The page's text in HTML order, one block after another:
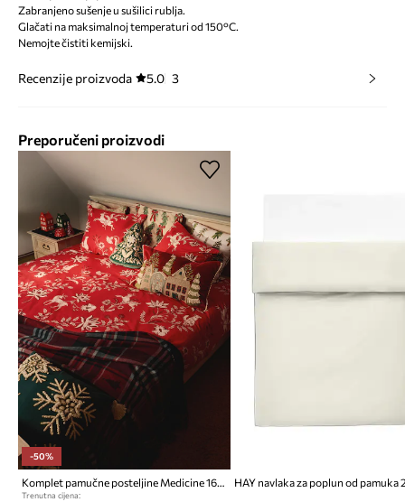
Zabranjeno sušenje u sušilici rublja.
Glačati na maksimalnoj temperaturi od 150°C.
Nemojte čistiti kemijski.
Recenzije proizvoda 5.0 3
Preporučeni proizvodi
-50%
Komplet pamučne posteljine Medicine 160 x 200 cm
Trenutna cijena: